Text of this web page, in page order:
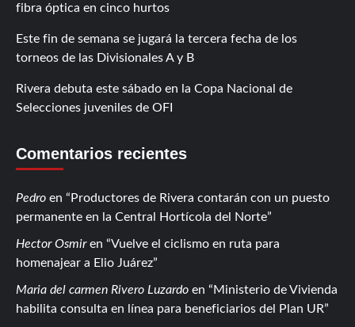
fibra óptica en cinco hurtos
Este fin de semana se jugará la tercera fecha de los
torneos de las Divisionales A y B
Rivera debuta este sábado en la Copa Nacional de
Selecciones juveniles de OFI
Comentarios recientes
Pedro en
Productores de Rivera contarán con un puesto
permanente en la Central Hortícola del Norte
Hector Osmiren
Vuelve el ciclismo en ruta para
homenajear a Elio Juárez
Maria del carmen Rivero Luzardo en
Ministerio de Vivienda
habilita consulta en línea para beneficiarios del Plan UR